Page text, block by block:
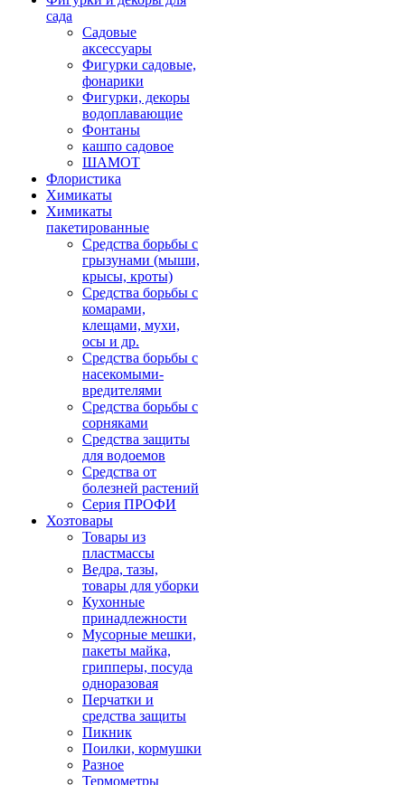
сада
Садовые
аксессуары
Фигурки садовые,
фонарики
Фигурки, декоры
водоплавающие
Фонтаны
кашпо садовое
ШАМОТ
Флористика
Химикаты
Химикаты
пакетированные
Средства борьбы с
грызунами (мыши,
крысы, кроты)
Средства борьбы с
комарами,
клещами, мухи,
осы и др.
Средства борьбы с
насекомыми-
вредителями
Средства борьбы с
сорняками
Средства защиты
для водоемов
Средства от
болезней растений
Серия ПРОФИ
Хозтовары
Товары из
пластмассы
Ведра, тазы,
товары для уборки
Кухонные
принадлежности
Мусорные мешки,
пакеты майка,
грипперы, посуда
одноразовая
Перчатки и
средства защиты
Пикник
Поилки, кормушки
Разное
Термометры